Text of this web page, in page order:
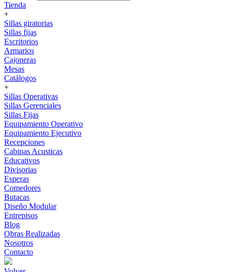
Tienda
+
Sillas giratorias
Sillas fijas
Escritorios
Armarios
Cajoneras
Mesas
Catálogos
+
Sillas Operativas
Sillas Gerenciales
Sillas Fijas
Equipamiento Operativo
Equipamiento Ejecutivo
Recepciones
Cabinas Acusticas
Educativos
Divisorias
Esperas
Comedores
Butacas
Diseño Modular
Entrepisos
Blog
Obras Realizadas
Nosotros
Contacto